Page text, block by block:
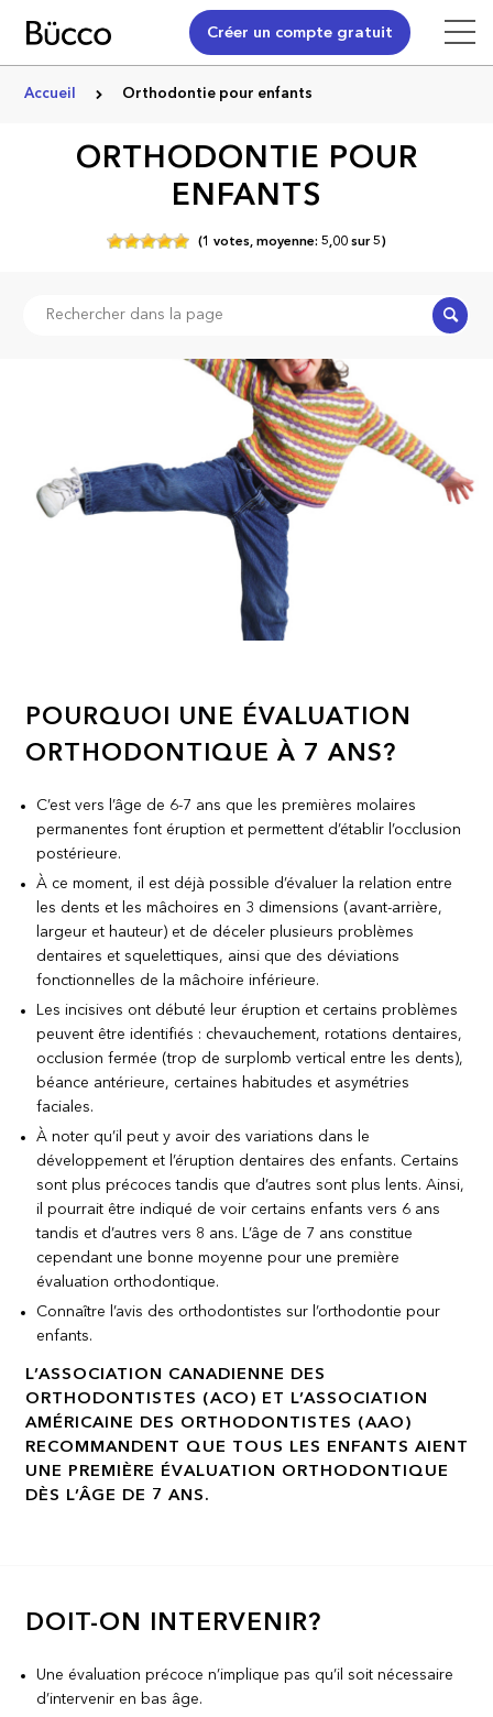
Créer un compte gratuit
Accueil Orthodontie pour enfants
ORTHODONTIE POUR
ENFANTS
(1 votes, moyenne: 5,00 sur5)
POURQUOI UNE ÉVALUATION
ORTHODONTIQUE À 7 ANS?
C’est vers l’âge de 6-7 ans que les premières molaires
permanentes font éruption et permettent d’établir l’occlusion
postérieure.
À ce moment, il est déjà possible d’évaluer la relation entre
les dents et les mâchoires en 3 dimensions (avant-arrière,
largeur et hauteur) et de déceler plusieurs problèmes
dentaires et squelettiques, ainsi que des déviations
fonctionnelles de la mâchoire inférieure.
Les incisives ont débuté leur éruption et certains problèmes
peuvent être identifiés : chevauchement, rotations dentaires,
occlusion fermée (trop de surplomb vertical entre les dents),
béance antérieure, certaines habitudes et asymétries
faciales.
À noter qu’il peut y avoir des variations dans le
développement et l’éruption dentaires des enfants. Certains
sont plus précoces tandis que d’autres sont plus lents. Ainsi,
il pourrait être indiqué de voir certains enfants vers 6 ans
tandis et d’autres vers 8 ans. L’âge de 7 ans constitue
cependant une bonne moyenne pour une première
évaluation orthodontique.
Connaître l’avis des orthodontistes sur l’orthodontie pour
enfants.
L’ASSOCIATION CANADIENNE DES
ORTHODONTISTES (ACO) ET L’ASSOCIATION
AMÉRICAINE DES ORTHODONTISTES (AAO)
RECOMMANDENT QUE TOUS LES ENFANTS AIENT
UNE PREMIÈRE ÉVALUATION ORTHODONTIQUE
DÈS L’ÂGE DE 7 ANS.
DOIT-ON INTERVENIR?
Une évaluation précoce n’implique pas qu’il soit nécessaire
d’intervenir en bas âge.